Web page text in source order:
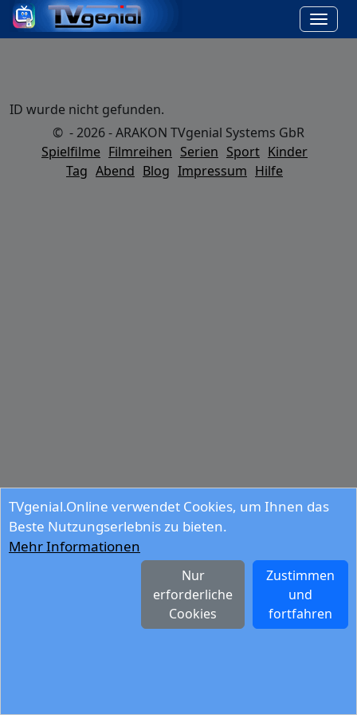
TVgenial.Online verwendet Cookies, um Ihnen das
Beste Nutzungserlebnis zu bieten.
Mehr Informationen
Zustimmen
und
fortfahren
Nur
erforderliche
Cookies
ID wurde nicht gefunden.
© - 2026 - ARAKON TVgenial Systems GbR
Spielfilme Filmreihen Serien Sport Kinder
Tag Abend Blog Impressum Hilfe